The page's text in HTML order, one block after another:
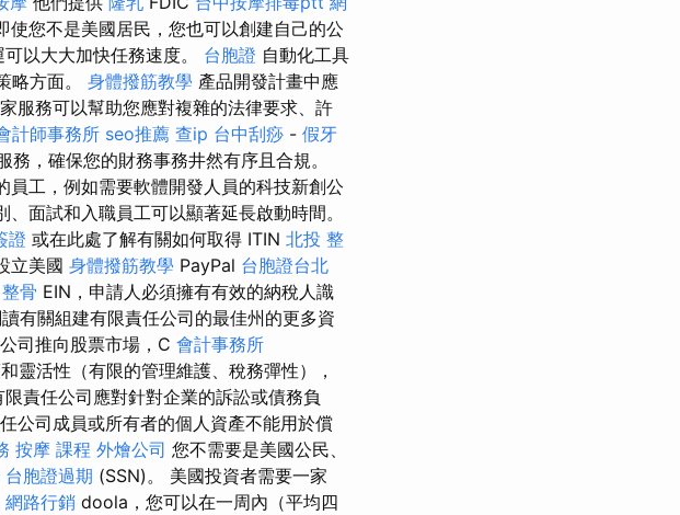
使您不是美國居民，您也可以創建自己的公
以大大加快任務速度。 台胞證 自動化工具
略方面。 身體撥筋教學 產品開發計畫中應
服務可以幫助您應對複雜的法律要求、許
計師事務所 seo推薦 查ip 台中刮痧 - 假牙
，確保您的財務事務井然有序且合規。
員工，例如需要軟體開發人員的科技新創公
、面試和入職員工可以顯著延長啟動時間。
證 或在此處了解有關如何取得 ITIN 北投 整
立美國 身體撥筋教學 PayPal 台胞證台北
骨 EIN，申請人必須擁有有效的納稅人識
有關組建有限責任公司的最佳州的更多資
司推向股票市場，C 會計事務所
活性（有限的管理維護、稅務彈性），
責任公司應對針對企業的訴訟或債務負
公司成員或所有者的個人資產不能用於償
按摩 課程 外燴公司 您不需要是美國公民、
台胞證過期 (SSN)。 美國投資者需要一家
網路行銷 doola，您可以在一周內（平均四